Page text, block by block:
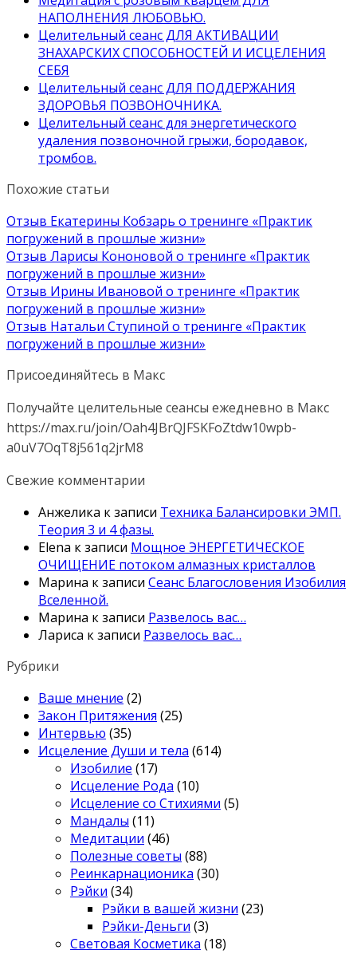
НАПОЛНЕНИЯ ЛЮБОВЬЮ.
Целительный сеанс ДЛЯ АКТИВАЦИИ
ЗНАХАРСКИХ СПОСОБНОСТЕЙ И ИСЦЕЛЕНИЯ
СЕБЯ
Целительный сеанс ДЛЯ ПОДДЕРЖАНИЯ
ЗДОРОВЬЯ ПОЗВОНОЧНИКА.
Целительный сеанс для энергетического
удаления позвоночной грыжи, бородавок,
тромбов.
Похожие статьи
Отзыв Екатерины Кобзарь о тренинге «Практик
погружений в прошлые жизни»
Отзыв Ларисы Кононовой о тренинге «Практик
погружений в прошлые жизни»
Отзыв Ирины Ивановой о тренинге «Практик
погружений в прошлые жизни»
Отзыв Натальи Ступиной о тренинге «Практик
погружений в прошлые жизни»
Присоединяйтесь в Макс
Получайте целительные сеансы ежедневно в Макс
https://max.ru/join/Oah4JBrQJFSKFoZtdw10wpb-
a0uV7OqT8j561q2jrM8
Свежие комментарии
Анжелика к записи Техника Балансировки ЭМП.
Теория 3 и 4 фазы.
Elena к записи Мощное ЭНЕРГЕТИЧЕСКОЕ
ОЧИЩЕНИЕ потоком алмазных кристаллов
Марина к записи Сеанс Благословения Изобилия
Вселенной.
Марина к записи Развелось вас…
Лариса к записи Развелось вас…
Рубрики
Ваше мнение (2)
Закон Притяжения (25)
Интервью (35)
Исцеление Души и тела (614)
Изобилие (17)
Исцеление Рода (10)
Исцеление со Стихиями (5)
Мандалы (11)
Медитации (46)
Полезные советы (88)
Реинкарнационика (30)
Рэйки (34)
Рэйки в вашей жизни (23)
Рэйки-Деньги (3)
Световая Косметика (18)